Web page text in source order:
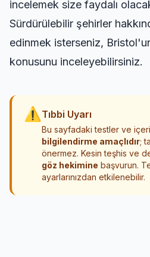
incelemek size faydalı
Sürdürülebilir şehirler
edinmek isterseniz,
konusunu inceleyebilirsiniz.
⚠ Tıbbi Uyarı
Bu sayfadaki testler ve
bilgilendirme amaçlıdır;
önermez. Kesin teşhis ve
göz hekimine başvurun.
ayarlarınızdan etkilenebilir.